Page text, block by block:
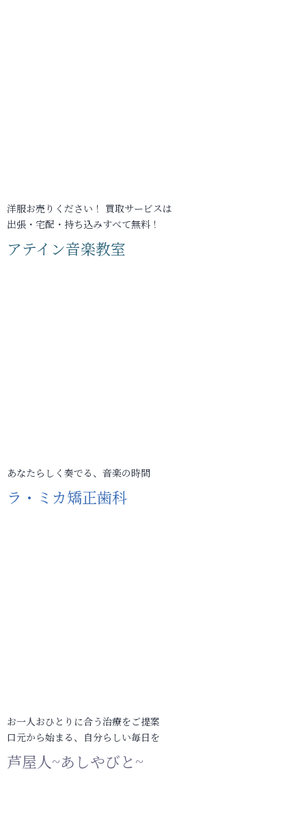
洋服お売りください！ 買取サービスは
出張・宅配・持ち込みすべて無料！
アテイン音楽教室
あなたらしく奏でる、音楽の時間
ラ・ミカ矯正歯科
お一人おひとりに合う治療をご提案
口元から始まる、自分らしい毎日を
芦屋人~あしやびと~